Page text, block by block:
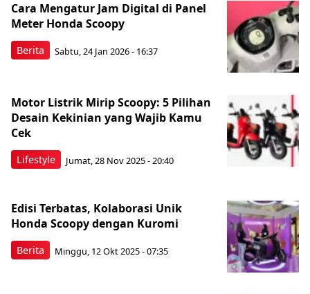
Berita
Cara Mengatur Jam Digital di Panel
Meter Honda Scoopy
Sabtu, 24 Jan 2026 - 16:37
Lifestyle
Motor Listrik Mirip Scoopy: 5 Pilihan
Desain Kekinian yang Wajib Kamu
Cek
Jumat, 28 Nov 2025 - 20:40
Berita
Edisi Terbatas, Kolaborasi Unik
Honda Scoopy dengan Kuromi
Minggu, 12 Okt 2025 - 07:35